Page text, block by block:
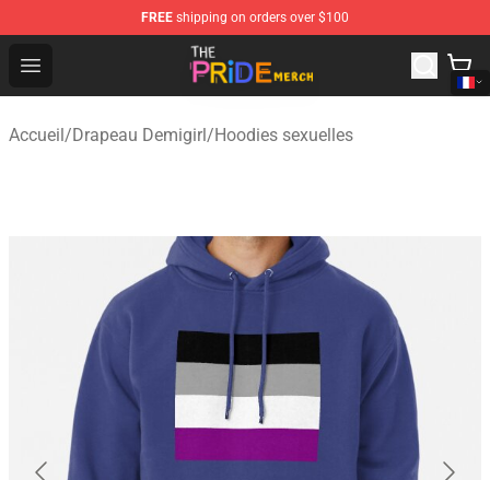
FREE shipping on orders over $100
Open menu
The Pride Shop - Official The Pride Merchandise Store
Accueil/Drapeau Demigirl/Hoodies sexuelles